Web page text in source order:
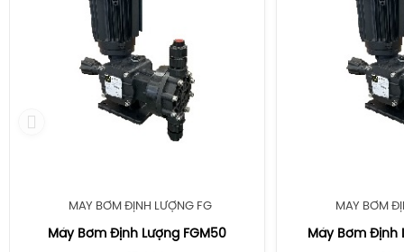
MÁY BƠM ĐỊNH LƯỢNG FG
Máy Bơm Định Lượng FGM50
MÁY BƠM
Máy Bơm Định